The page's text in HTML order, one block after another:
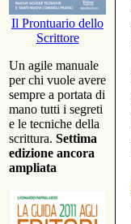
Il Prontuario dello
Scrittore
Un agile manuale
per chi vuole avere
sempre a portata di
mano tutti i segreti
e le tecniche della
scrittura. Settima
edizione ancora
ampliata